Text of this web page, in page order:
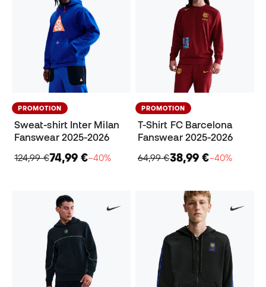
PROMOTION
Sweat-shirt Inter Milan
Fanswear 2025-2026
124,99 €74,99 €−40%
PROMOTION
T-Shirt FC Barcelona
Fanswear 2025-2026
64,99 €38,99 €−40%